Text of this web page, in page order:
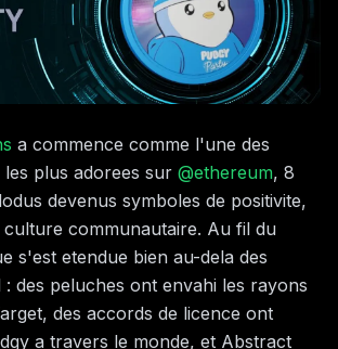
a commence comme l'une des
plus adorees sur @ethereum, 8
devenus symboles de positivite,
culture communautaire. Au fil du
s'est etendue bien au-dela des
des peluches ont envahi les rayons
des accords de licence ont
a travers le monde, et Abstract